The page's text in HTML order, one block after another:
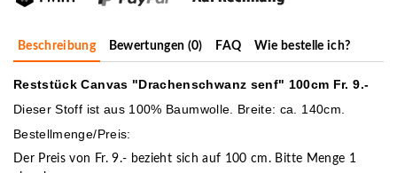
Beschreibung Bewertungen (0) FAQ Wie bestelle ich?
Reststück Canvas "Drachenschwanz senf" 100cm Fr. 9.-
Dieser Stoff ist aus 100% Baumwolle. Breite: ca. 140cm.
Bestellmenge/Preis:
Der Preis von Fr. 9.- bezieht sich auf 100 cm. Bitte Menge 1